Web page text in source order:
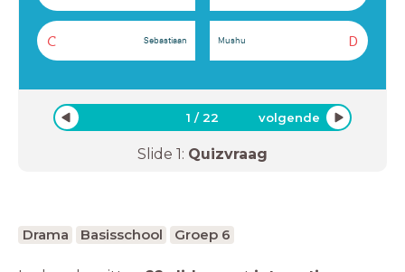
C Sebastiaan D
Mushu
1 /22 volgende
Slide 1: Quizvraag
Drama Basisschool Groep 6